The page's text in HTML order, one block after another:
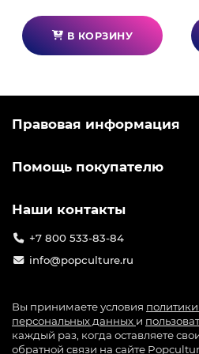
В КОРЗИНУ
Правовая информация
Помощь покупателю
Наши контакты
+7 800 533-83-84
info@popculture.ru
Вы принимаете условия
персональных данных и
каждый раз, когда оставляете
обратной связи на сайте